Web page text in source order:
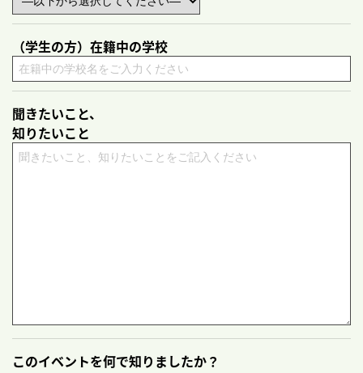
（学生の方）在籍中の学校
聞きたいこと、
知りたいこと
このイベントを何で知りましたか？